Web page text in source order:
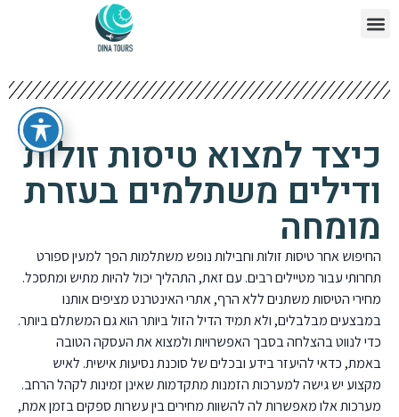
כיצד למצוא טיסות זולות
ודילים משתלמים בעזרת
מומחה
החיפוש אחר טיסות זולות וחבילות נופש משתלמות הפך למעין ספורט
תחרותי עבור מטיילים רבים. עם זאת, התהליך יכול להיות מתיש ומתסכל.
מחירי הטיסות משתנים ללא הרף, אתרי האינטרנט מציפים אותנו
במבצעים מבלבלים, ולא תמיד הדיל הזול ביותר הוא גם המשתלם ביותר.
כדי לנווט בהצלחה בסבך האפשרויות ולמצוא את העסקה הטובה
באמת, כדאי להיעזר בידע ובכלים של סוכנת נסיעות אישית. לאיש
מקצוע יש גישה למערכות הזמנות מתקדמות שאינן זמינות לקהל הרחב.
מערכות אלו מאפשרות לה להשוות מחירים בין עשרות ספקים בזמן אמת,